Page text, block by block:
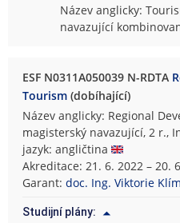
Název anglicky:
navazující
ESF N0311A050039 N-RDTA
Tourism (dobíhající)
Název anglicky: Regional
magisterský navazující, 2 r.,
jazyk: angličtina
Akreditace: 21. 6. 2022 – 20.
Garant:doc. Ing. Viktorie
Studijní plány: